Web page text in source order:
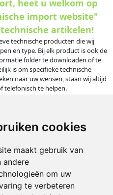
cookies
maakt gebruik van
andere
om uw
te verbeteren
heet u welkom op
import website"
artikelen!
technische producten die wij
en type. Bij elk product is ook de
folder te downloaden of te
is om specifieke technische
naar uw wensen, staan wij altijd
telefonisch te helpen.
import
11